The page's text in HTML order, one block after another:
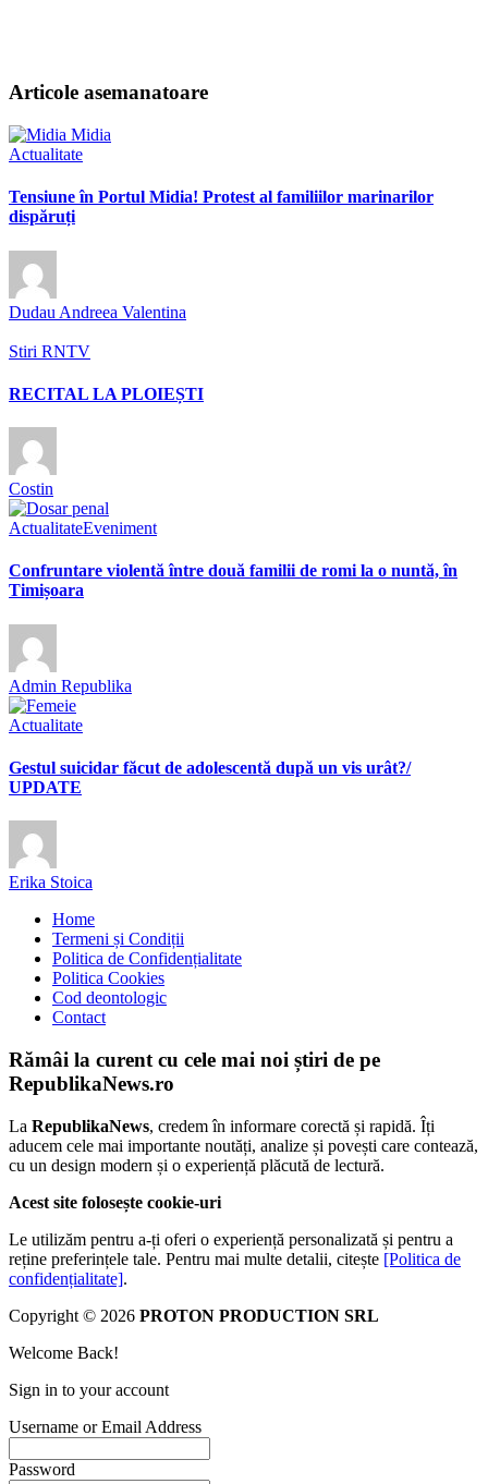
Articole asemanatoare
Actualitate
Tensiune în Portul Midia! Protest al familiilor marinarilor
dispăruți
Dudau Andreea Valentina
Stiri RNTV
RECITAL LA PLOIEȘTI
Costin
ActualitateEveniment
Confruntare violentă între două familii de romi la o nuntă, în
Timișoara
Admin Republika
Actualitate
Gestul suicidar făcut de adolescentă după un vis urât?/
UPDATE
Erika Stoica
Home
Termeni și Condiții
Politica de Confidențialitate
Politica Cookies
Cod deontologic
Contact
Rămâi la curent cu cele mai noi știri de pe
RepublikaNews.ro
La RepublikaNews, credem în informare corectă și rapidă. Îți
aducem cele mai importante noutăți, analize și povești care contează,
cu un design modern și o experiență plăcută de lectură.
Acest site folosește cookie-uri
Le utilizăm pentru a-ți oferi o experiență personalizată și pentru a
reține preferințele tale. Pentru mai multe detalii, citește [Politica de
confidențialitate].
Copyright © 2026 PROTON PRODUCTION SRL
Welcome Back!
Sign in to your account
Username or Email Address
Password